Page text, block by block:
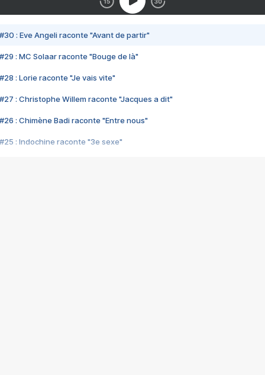
#30 : Eve Angeli raconte "Avant de partir"
#29 : MC Solaar raconte "Bouge de là"
#28 : Lorie raconte "Je vais vite"
#27 : Christophe Willem raconte "Jacques a dit"
#26 : Chimène Badi raconte "Entre nous"
#25 : Indochine raconte "3e sexe"